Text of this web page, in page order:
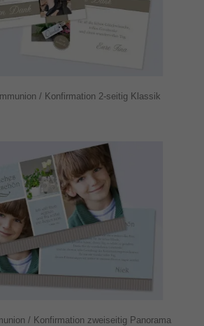
/ Konfirmation 2-seitig Klassik
zweiseitig Panorama